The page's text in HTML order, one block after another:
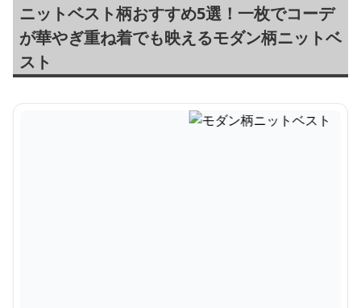
ニットベスト柄おすすめ5選！一枚でコーデ
が華やぎ重ね着でも映えるモダン柄ニットベ
スト